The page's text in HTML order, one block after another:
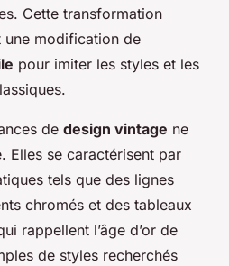
Cette transformation
une modification de
pour imiter les styles et les
de design vintage ne
Elles se caractérisent par
tels que des lignes
chromés et des tableaux
rappellent l’âge d’or de
de styles recherchés